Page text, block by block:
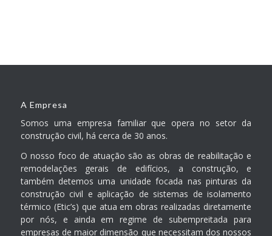
A Empresa
Somos uma empresa familiar que opera no setor da
construção civil, há cerca de 30 anos.
O nosso foco de atuação são as obras de reabilitação e
remodelações gerais de edifícios, a construção, e
também detemos uma unidade focada nas pinturas da
construção civil e aplicação de sistemas de isolamento
térmico (Etic’s) que atua em obras realizadas diretamente
por nós, e ainda em regime de subempreitada para
empresas de maior dimensão que necessitam dos nossos